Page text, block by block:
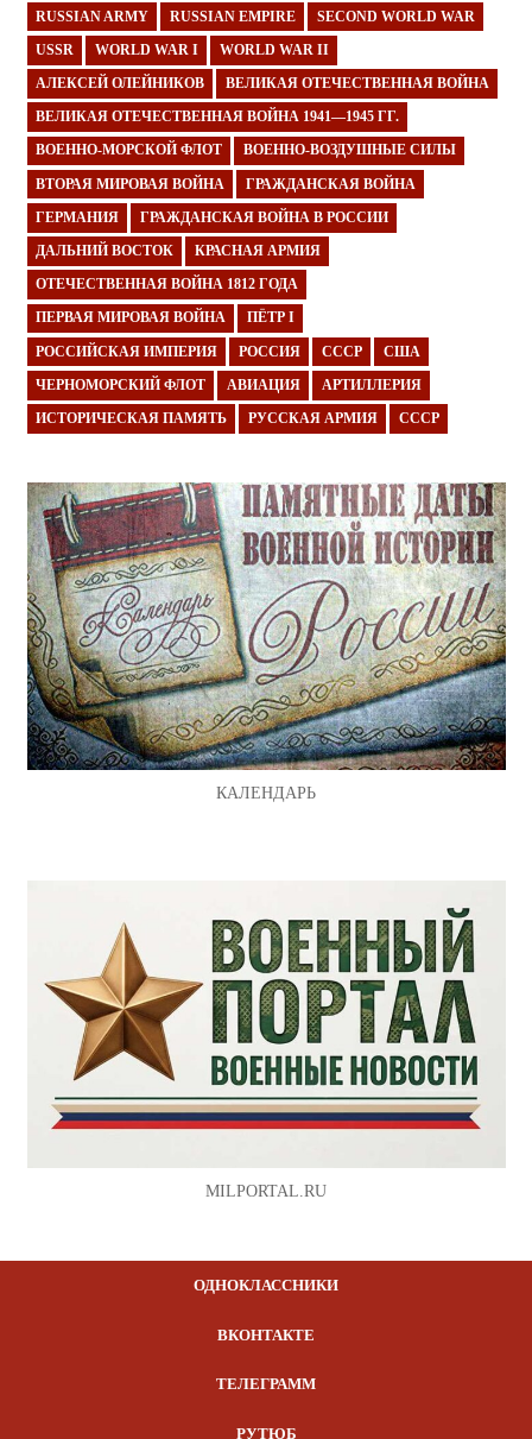
RUSSIAN ARMY RUSSIAN EMPIRE SECOND WORLD WAR
USSR WORLD WAR I WORLD WAR II
АЛЕКСЕЙ ОЛЕЙНИКОВ ВЕЛИКАЯ ОТЕЧЕСТВЕННАЯ ВОЙНА
ВЕЛИКАЯ ОТЕЧЕСТВЕННАЯ ВОЙНА 1941—1945 ГГ.
ВОЕННО-МОРСКОЙ ФЛОТ ВОЕННО-ВОЗДУШНЫЕ СИЛЫ
ВТОРАЯ МИРОВАЯ ВОЙНА ГРАЖДАНСКАЯ ВОЙНА
ГЕРМАНИЯ ГРАЖДАНСКАЯ ВОЙНА В РОССИИ
ДАЛЬНИЙ ВОСТОК КРАСНАЯ АРМИЯ
ОТЕЧЕСТВЕННАЯ ВОЙНА 1812 ГОДА
ПЕРВАЯ МИРОВАЯ ВОЙНА ПЁТР I
РОССИЙСКАЯ ИМПЕРИЯ РОССИЯ СССР США
ЧЕРНОМОРСКИЙ ФЛОТ АВИАЦИЯ АРТИЛЛЕРИЯ
ИСТОРИЧЕСКАЯ ПАМЯТЬ РУССКАЯ АРМИЯ СССР
КАЛЕНДАРЬ
MILPORTAL.RU
ОДНОКЛАССНИКИ
ВКОНТАКТЕ
ТЕЛЕГРАММ
РУТЮБ